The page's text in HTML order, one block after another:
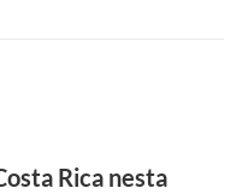
Rica nesta